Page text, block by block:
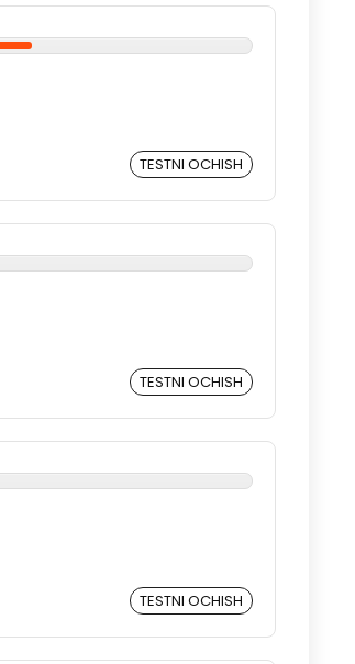
TESTNI OCHISH
TESTNI OCHISH
TESTNI OCHISH